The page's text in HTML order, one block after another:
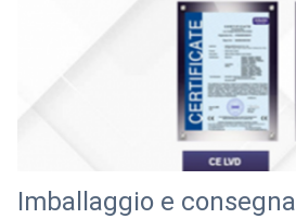
Imballaggio e consegna